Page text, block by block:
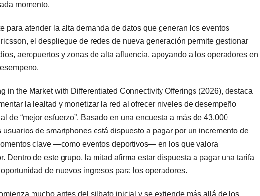
momento.
para atender la alta demanda de datos que generan los eventos
el despliegue de redes de nueva generación permite gestionar
aeropuertos y zonas de alta afluencia, apoyando a los operadores en
in the Market with Differentiated Connectivity Offerings (2026), destaca
la lealtad y monetizar la red al ofrecer niveles de desempeño
de “mejor esfuerzo”. Basado en una encuesta a más de 43,000
de smartphones está dispuesto a pagar por un incremento de
clave —como eventos deportivos— en los que valora
Dentro de este grupo, la mitad afirma estar dispuesta a pagar una tarifa
de nuevos ingresos para los operadores.
mucho antes del silbato inicial y se extiende más allá de los